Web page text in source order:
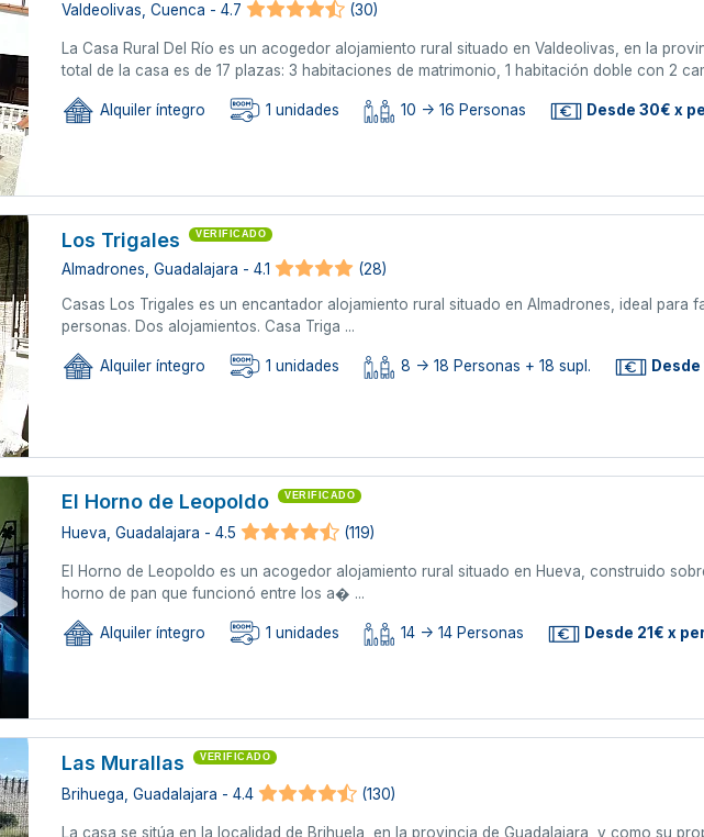
Valdeolivas, Cuenca - 4.7 (30)
La Casa Rural Del Río es un acogedor alojamiento rural situado en Valdeolivas, en la
total de la casa es de 17 plazas: 3 habitaciones de matrimonio, 1 habitación doble con 2
Alquiler íntegro 1 unidades 10 -> 16 Personas Desde 30€ x
Los Trigales VERIFICADO
Almadrones, Guadalajara - 4.1 (28)
Casas Los Trigales es un encantador alojamiento rural situado en Almadrones, ideal para
personas. Dos alojamientos. Casa Triga ...
Alquiler íntegro 1 unidades 8 -> 18 Personas + 18 supl.
El Horno de Leopoldo VERIFICADO
Hueva, Guadalajara - 4.5 (119)
El Horno de Leopoldo es un acogedor alojamiento rural situado en Hueva, construido
horno de pan que funcionó entre los a� ...
Alquiler íntegro 1 unidades 14 -> 14 Personas Desde 21€ x
Las Murallas VERIFICADO
Brihuega, Guadalajara - 4.4 (130)
La casa se sitúa en la localidad de Brihuela, en la provincia de Guadalajara, y como su